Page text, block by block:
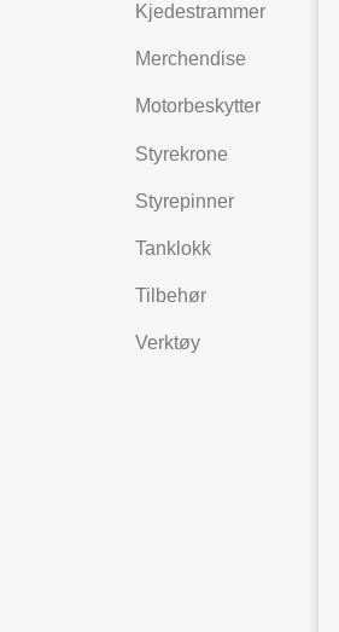
Kjedestrammer
Merchendise
Motorbeskytter
Styrekrone
Styrepinner
Tanklokk
Tilbehør
Verktøy